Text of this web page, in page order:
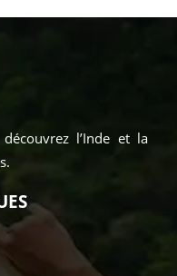
l’Inde et la